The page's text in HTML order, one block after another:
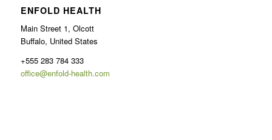
ENFOLD HEALTH
Main Street 1, Olcott
Buffalo, United States
+555 283 784 333
office@enfold-health.com